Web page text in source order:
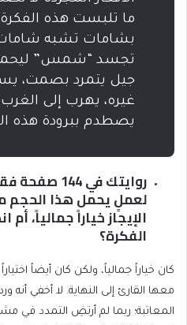
ما تلبست هذه
بشامات تشبه
تجسد “شمس”
جيل يتمرد بصمت،
غيره، يهرب إلى الغرب
يصطدم ببرودة هذه
روايتك في
لعملٍ يحمل هذا الحجم
الإيجاز خياراً جمالياً،
الفكرة؟
كان خياراً جمالياً، ولكن كان أيضاً
معها القارئ إلى النهاية. لا أخفي أنه
المعاتبة؛ ربما لم أرتضِ التمدد في